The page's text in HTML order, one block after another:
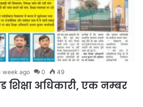
week ago 0 49
अधिकारी, एक नम्बर